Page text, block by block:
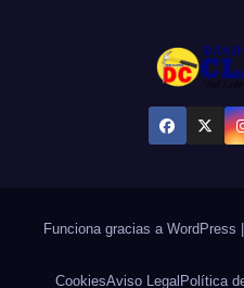
Funciona gracias a WordPress |
CookiesAviso Legal Política